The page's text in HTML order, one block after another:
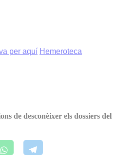
per aquí Hemeroteca
de desconèixer els dossiers del